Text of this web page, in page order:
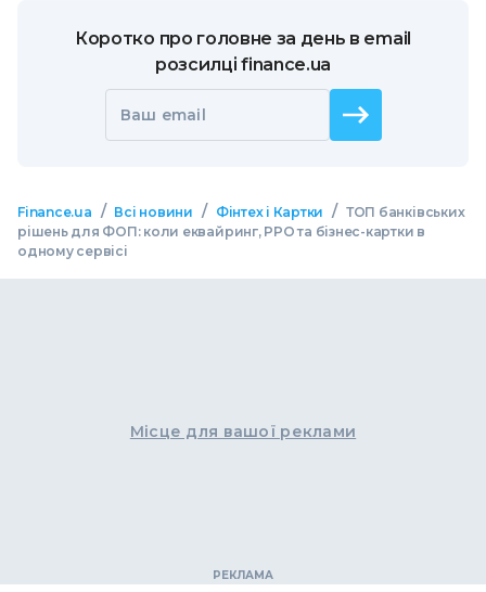
Коротко про головне за день в email
розсилці finance.ua
Ваш email
Finance.ua / Всі новини / Фінтех і Картки / ТОП банківських
рішень для ФОП: коли еквайринг, РРО та бізнес-картки в
одному сервісі
Місце для вашої реклами